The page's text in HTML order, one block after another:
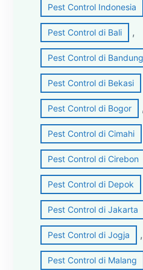
Pest Control Indonesia
Pest Control di Bali ,
Pest Control di Bandung
Pest Control di Bekasi
Pest Control di Bogor ,
Pest Control di Cimahi
Pest Control di Cirebon
Pest Control di Depok
Pest Control di Jakarta
Pest Control di Jogja ,
Pest Control di Malang